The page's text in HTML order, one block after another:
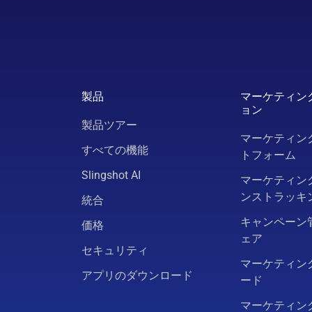
製品
製品ツアー
すべての機能
Slingshot AI
統合
価格
セキュリティ
アプリのダウンロード
マーケティン
ョン
マーケティン
トフォーム
マーケティン
ンストラッキ
キャンペーン
ェア
マーケティン
ード
マーケティン